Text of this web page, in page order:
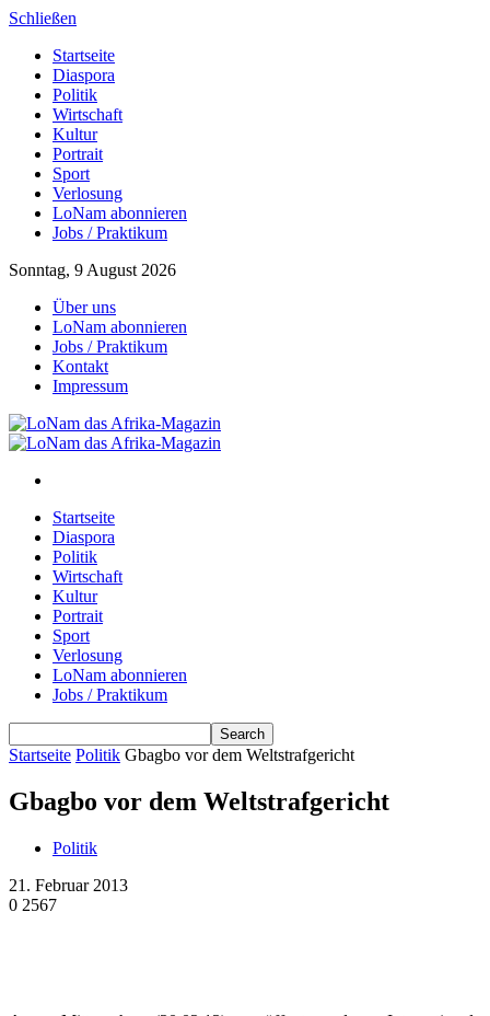
Schließen
Startseite
Diaspora
Politik
Wirtschaft
Kultur
Portrait
Sport
Verlosung
LoNam abonnieren
Jobs / Praktikum
Sonntag, 9 August 2026
Über uns
LoNam abonnieren
Jobs / Praktikum
Kontakt
Impressum
Startseite
Diaspora
Politik
Wirtschaft
Kultur
Portrait
Sport
Verlosung
LoNam abonnieren
Jobs / Praktikum
Startseite Politik Gbagbo vor dem Weltstrafgericht
Gbagbo vor dem Weltstrafgericht
Politik
21. Februar 2013
0 2567